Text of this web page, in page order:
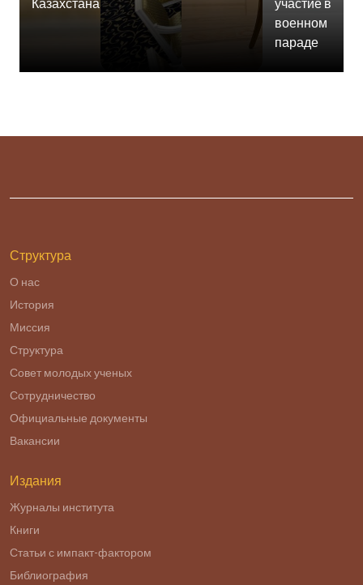
военном
параде
Структура
О нас
История
Миссия
Структура
Совет молодых ученых
Сотрудничество
Официальные документы
Вакансии
Издания
Журналы института
Книги
Статьи с импакт-фактором
Библиография